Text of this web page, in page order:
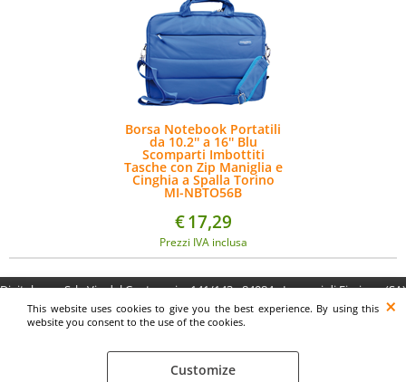
This website uses cookies to give you the best experience. By using this
website you consent to the use of the cookies.
Customize
Borsa Notebook Portatili
da 10.2'' a 16'' Blu
Scomparti Imbottiti
Tasche con Zip Maniglia e
Cinghia a Spalla Torino
MI-NBTO56B
€17,29
Prezzi IVA inclusa
Digitalrama Srl - Via del Centenario, 141/143 - 84084 - Lancusi di Fisciano (SA)
- P.IVA 05130560658 - digitalramasrl@pec.it G4AI1U8